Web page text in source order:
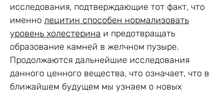
исследования, подтверждающие тот факт, что
именно лецитин способен нормализовать
уровень холестерина и предотвращать
образование камней в желчном пузыре.
Продолжаются дальнейшие исследования
данного ценного вещества, что означает, что в
ближайшем будущем мы узнаем о новых